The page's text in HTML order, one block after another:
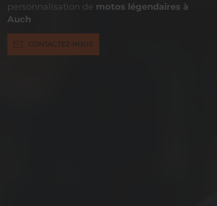
personnalisation de motos légendaires à
Auch
CONTACTEZ-NOUS